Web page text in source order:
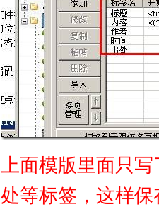
上面模版里面只
处等标签，这样